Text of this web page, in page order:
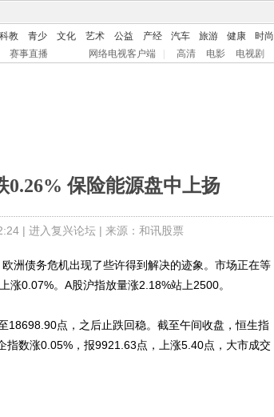
科教 青少 文化 艺术 公益 产经 汽车 旅游 健康 时尚
赛事直播 网络电视客户端 高清 电影 电视剧
0.26% 保险能源盘中上扬
| 进入复兴论坛| 来源：和讯股票
债务危机出现了些许得到解决的迹象。市场正在等
涨0.07%。A股沪指放量涨2.18%站上2500。
点，之后止跌回稳。截至午间收盘，恒生指
数涨0.05%，报9921.63点，上涨5.40点，大市成交